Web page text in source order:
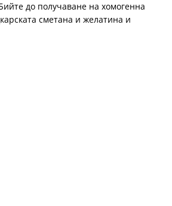
до получаване на хомогенна
сметана и желатина и